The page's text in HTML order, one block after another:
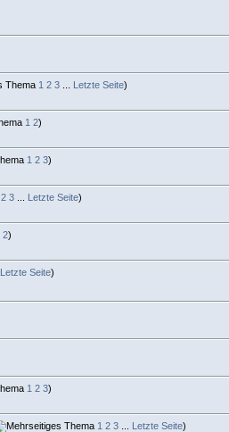
1 2 3 Letzte Seite)
1 2)
1 2 3)
2 3 Letzte Seite)
2)
Letzte Seite)
1 2 3)
1 2 3 Letzte Seite)